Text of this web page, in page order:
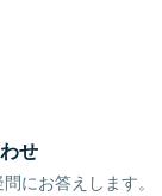
せ
にお答えします。